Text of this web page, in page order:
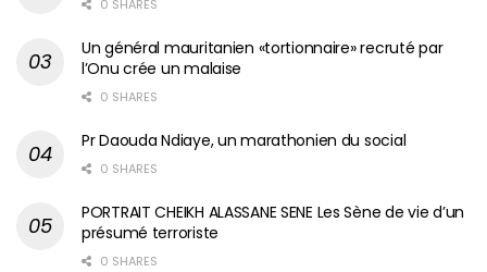
0 SHARES
Un général mauritanien «tortionnaire» recruté par
l’Onu crée un malaise
0 SHARES
Pr Daouda Ndiaye, un marathonien du social
0 SHARES
PORTRAIT CHEIKH ALASSANE SENE Les Sène de vie d’un
présumé terroriste
0 SHARES